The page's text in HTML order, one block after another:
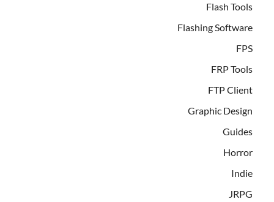
Flash Tools
Flashing Software
FPS
FRP Tools
FTP Client
Graphic Design
Guides
Horror
Indie
JRPG